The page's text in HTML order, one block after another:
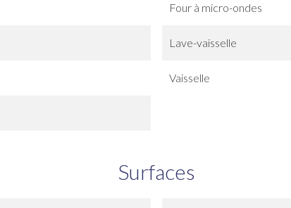
Four à micro-ondes
Lave-vaisselle
Vaisselle
Surfaces